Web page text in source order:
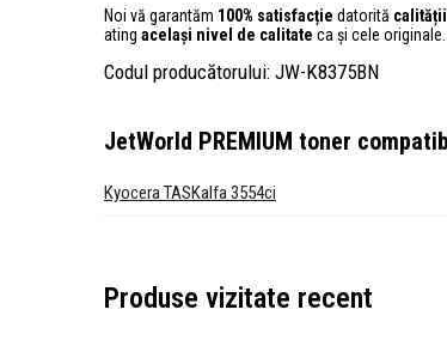
Noi vă garantăm 100% satisfacție datorită
ating același nivel de calitate ca și cele originale.
Codul producătorului: JW-K8375BN
JetWorld PREMIUM toner
Kyocera TASKalfa 3554ci
Produse vizitate recent